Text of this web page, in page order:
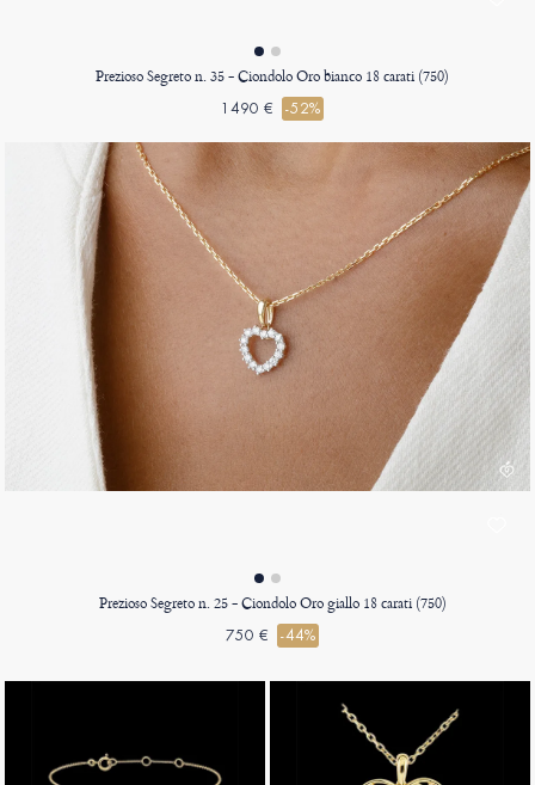
Prezioso Segreto n. 35 - Ciondolo Oro bianco 18 carati (750)
1490 € -52%
Prezioso Segreto n. 25 - Ciondolo Oro giallo 18 carati (750)
750 € -44%